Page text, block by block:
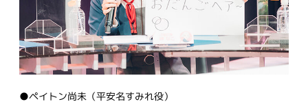
●ペイトン尚未（平安名すみれ役）